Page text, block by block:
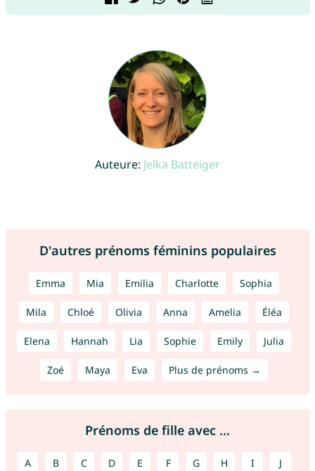
Auteure: Jelka Batteiger
D'autres prénoms féminins populaires
Emma Mia Emilia Charlotte Sophia
Mila Chloé Olivia Anna Amelia Éléa
Elena Hannah Lia Sophie Emily Julia
Zoé Maya Eva Plus de prénoms →
Prénoms de fille avec ...
A B C D E F G H I J